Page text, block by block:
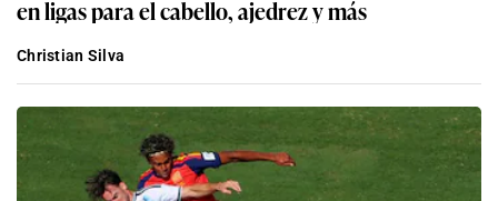
en ligas para el cabello, ajedrez y más
Christian Silva